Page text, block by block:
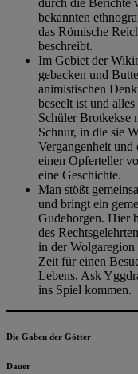
durch die Berichte
bekannten
das Römische
beschreibt.
Im Gebiet der
gebacken und
animistischen
beseelt ist und
Schüler Brotkekse
Schnur, in die sie
Vergangenheit
einen Opferteller
eine Geschichte.
Man stößt
und bringt ein
Gudehorgen. Hier
des
in der
Zeit für einen
Lebens, Ask
ins Spiel kommen.
Die Gaben der Götter
Dauer